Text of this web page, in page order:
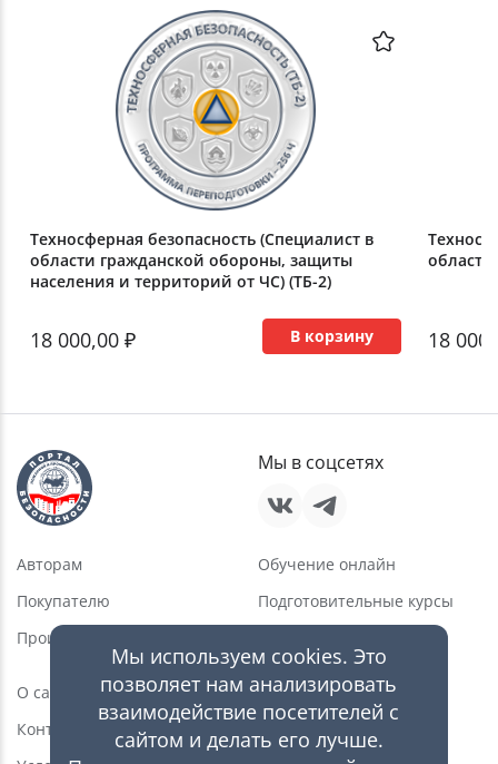
Техносферная безопасность (Специалист в
области гражданской обороны, защиты
населения и территорий от ЧС) (ТБ-2)
18 000,00 ₽ В корзину
области
18
Авторам
Покупателю
Производителю
Обучение онлайн
Подготовительные курсы
Статьи
Видео
О сайте
Контакты
Мы в соцсетях
Мы используем cookies. Это
позволяет нам анализировать
взаимодействие посетителей с
сайтом и делать его лучше.